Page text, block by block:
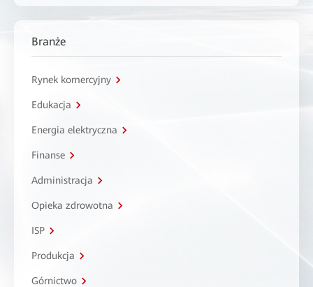
Branże
Rynek komercyjny
Edukacja
Energia elektryczna
Finanse
Administracja
Opieka zdrowotna
ISP
Produkcja
Górnictwo